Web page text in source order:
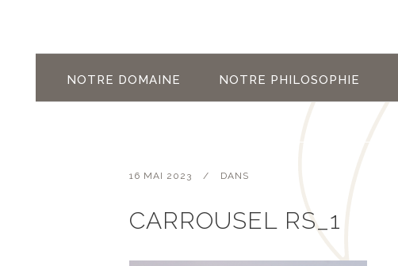
NOTRE DOMAINE NOTRE PHILOSOPHIE
16 MAI 2023 DANS
CARROUSEL RS_1